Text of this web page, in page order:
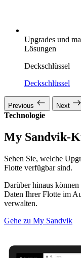
Upgrades und
Lösungen
Deckschlüssel
Deckschlüssel
Previous Next
Technologie
My Sandvik-
Sehen Sie, welche
Flotte verfügbar sind.
Darüber hinaus
Daten Ihrer Flotte im
verwalten.
Gehe zu My Sandvik